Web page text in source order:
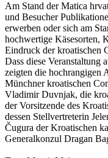
Am Stand der Matica
und Besucher
erwerben oder sich am
hochwertige Käsesorten,
Eindruck der kroatischen
Dass diese Veranstaltung
zeigten die hochrangigen
Münchner kroatischen
Vladimir Duvnjak, die
der Vorsitzende des
dessen Stellvertreterin
Čugura der Kroatischen
Generalkonzul Dragan